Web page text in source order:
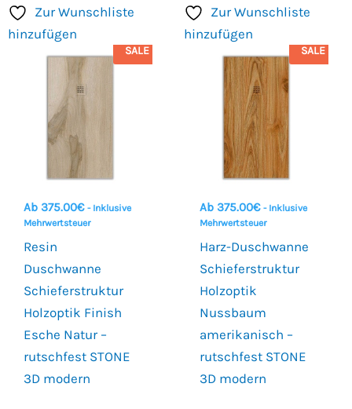
Zur Wunschliste
hinzufügen
SALE
Ab 375.00€ - Inklusive
Mehrwertsteuer
Resin
Duschwanne
Schieferstruktur
Holzoptik Finish
Esche Natur –
rutschfest STONE
3D modern
Zur Wunschliste
hinzufügen
SALE
Ab 375.00€ - Inklusive
Mehrwertsteuer
Harz-Duschwanne
Schieferstruktur
Holzoptik
Nussbaum
amerikanisch –
rutschfest STONE
3D modern